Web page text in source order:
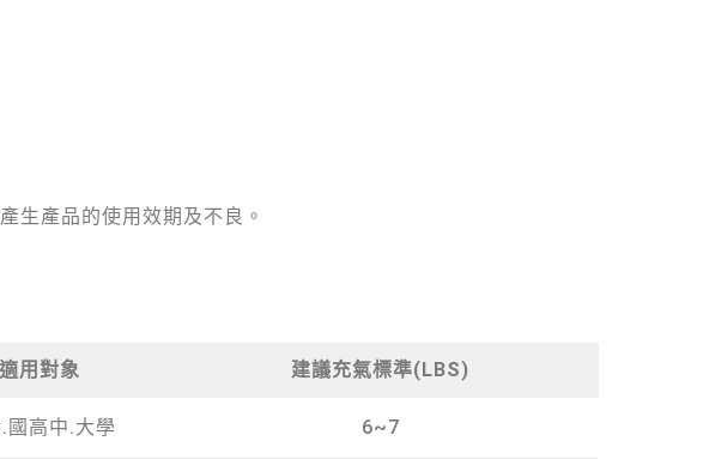
生產品的使用效期及不良。
適用對象 建議充氣標準(LBS)
國高中.大學 6~7